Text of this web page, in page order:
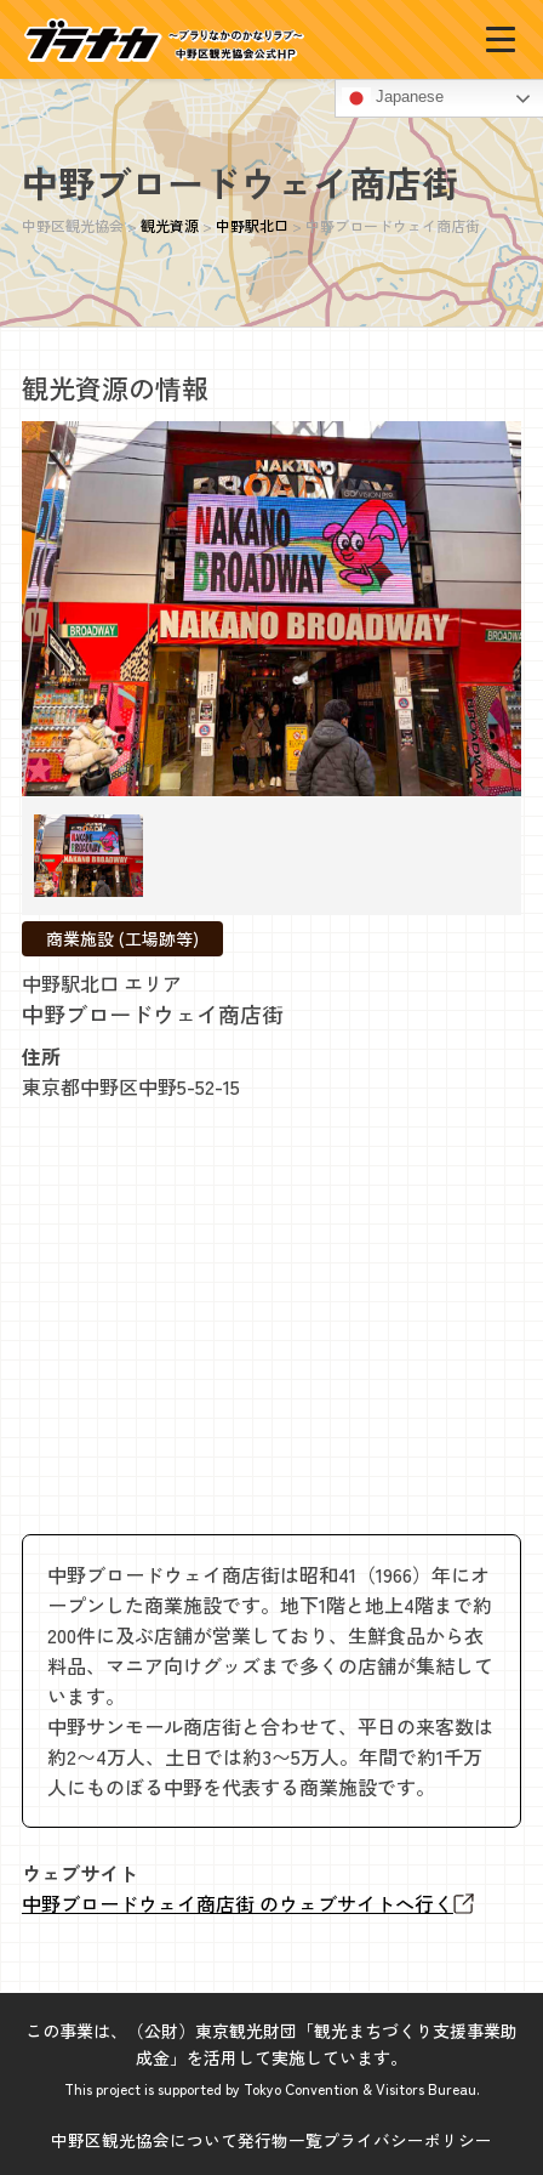
Japanese
中野ブロードウェイ商店街
中野区観光協会>観光資源>中野駅北口>中野ブロードウェイ商店街
観光資源の情報
商業施設 (工場跡等)
中野駅北口 エリア
中野ブロードウェイ商店街
住所
東京都中野区中野5-52-15
中野ブロードウェイ商店街は昭和41（1966）年にオ
ープンした商業施設です。地下1階と地上4階まで約
200件に及ぶ店舗が営業しており、生鮮食品から衣
料品、マニア向けグッズまで多くの店舗が集結して
います。
中野サンモール商店街と合わせて、平日の来客数は
約2〜4万人、土日では約3〜5万人。年間で約1千万
人にものぼる中野を代表する商業施設です。
ウェブサイト
中野ブロードウェイ商店街 のウェブサイトへ行く
この事業は、（公財）東京観光財団「観光まちづくり支援事業助
成金」を活用して実施しています。
This project is supported by Tokyo Convention & Visitors Bureau.
中野区観光協会について発行物一覧プライバシーポリシー